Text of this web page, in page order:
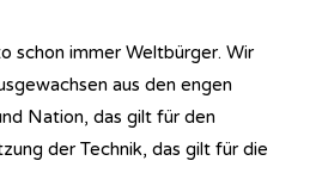
schon immer Weltbürger. Wir
aus den engen
Nation, das gilt für den
der Technik, das gilt für die